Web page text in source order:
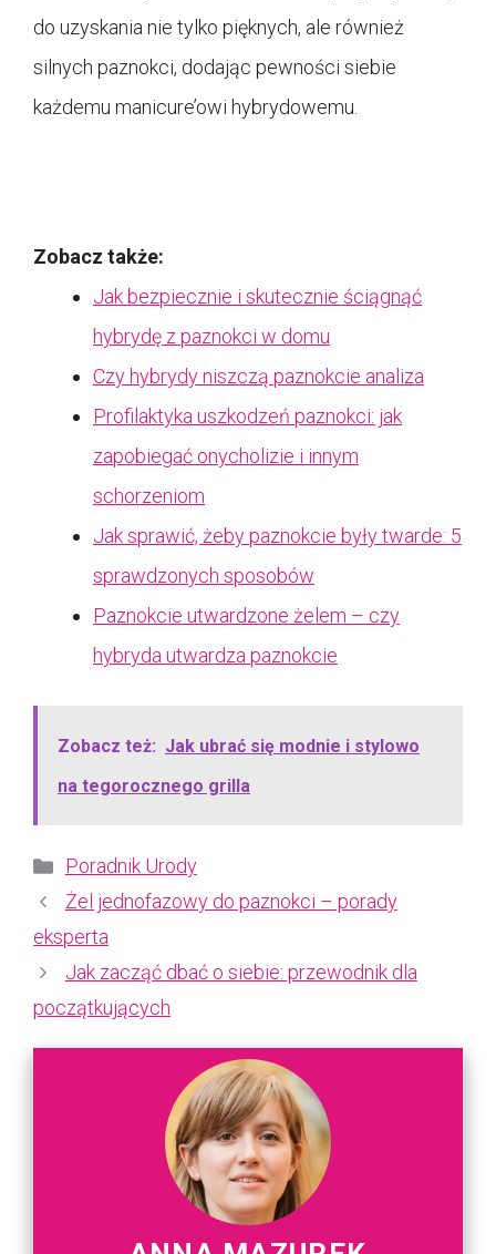
do uzyskania nie tylko pięknych, ale również
silnych paznokci, dodając pewności siebie
każdemu manicure’owi hybrydowemu.
Zobacz także:
Jak bezpiecznie i skutecznie ściągnąć
hybrydę z paznokci w domu
Czy hybrydy niszczą paznokcie analiza
Profilaktyka uszkodzeń paznokci: jak
zapobiegać onycholizie i innym
schorzeniom
Jak sprawić, żeby paznokcie były twarde: 5
sprawdzonych sposobów
Paznokcie utwardzone żelem – czy
hybryda utwardza paznokcie
Zobacz też: Jak ubrać się modnie i stylowo
na tegorocznego grilla
Kategorie
Poradnik Urody
Żel jednofazowy do paznokci – porady
eksperta
Jak zacząć dbać o siebie: przewodnik dla
początkujących